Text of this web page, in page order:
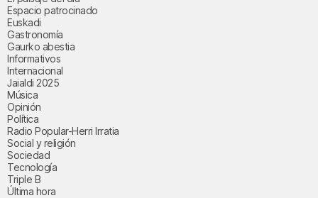
Espacio patrocinado
Euskadi
Gastronomía
Gaurko abestia
Informativos
Internacional
Jaialdi 2025
Música
Opinión
Política
Radio Popular-Herri Irratia
Social y religión
Sociedad
Tecnología
Triple B
Última hora